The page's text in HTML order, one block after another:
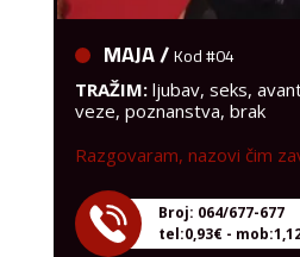
MAJA /
TRAŽIM:ljubav, seks,
veze, poznanstva, brak
Razgovaram, nazovi čim
tel:0,93€ -